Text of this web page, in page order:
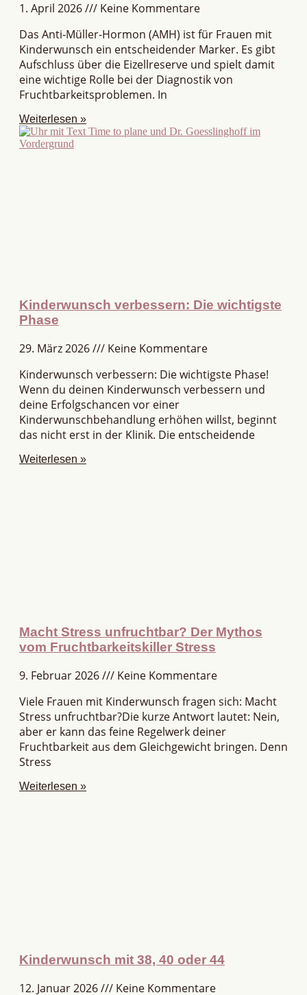
1. April 2026
Keine Kommentare
Das Anti-Müller-Hormon (AMH) ist für Frauen mit
Kinderwunsch ein entscheidender Marker. Es gibt
Aufschluss über die Eizellreserve und spielt damit
eine wichtige Rolle bei der Diagnostik von
Fruchtbarkeitsproblemen. In
Weiterlesen »
Kinderwunsch verbessern: Die wichtigste
Phase
29. März 2026
Keine Kommentare
Kinderwunsch verbessern: Die wichtigste Phase!
Wenn du deinen Kinderwunsch verbessern und
deine Erfolgschancen vor einer
Kinderwunschbehandlung erhöhen willst, beginnt
das nicht erst in der Klinik. Die entscheidende
Weiterlesen »
Macht Stress unfruchtbar? Der Mythos
vom Fruchtbarkeitskiller Stress
9. Februar 2026
Keine Kommentare
Viele Frauen mit Kinderwunsch fragen sich: Macht
Stress unfruchtbar?Die kurze Antwort lautet: Nein,
aber er kann das feine Regelwerk deiner
Fruchtbarkeit aus dem Gleichgewicht bringen. Denn
Stress
Weiterlesen »
Kinderwunsch mit 38, 40 oder 44
12. Januar 2026 Keine Kommentare